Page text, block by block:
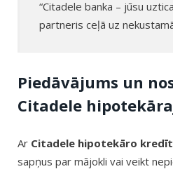
“Citadele banka – jūsu
partneris ceļā uz
Piedāvājums un
Citadele
Ar Citadele hipotekāro
sapņus par mājokli vai veikt